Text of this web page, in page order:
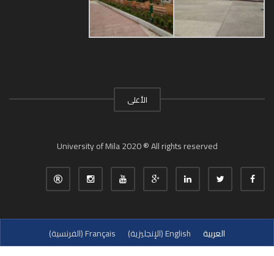
الأعلى
University of Mila 2020 ® All rights reserved
العربية English
(الإنجليزية)
Français
(الفرنسية)